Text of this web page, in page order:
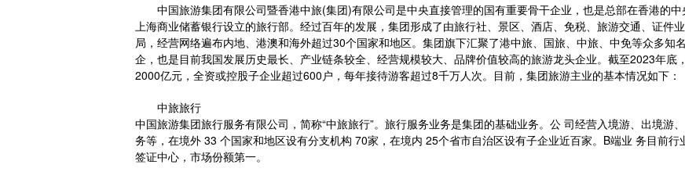
中国旅游集团有限公司暨香港中旅(集团)有限公司是中央直接管理的国有重要骨干企业，也是总部在香港的
上海商业储蓄银行设立的旅行部。经过百年的发展，集团形成了由旅行社、景区、酒店、免税、旅游交通、证件
局，经营网络遍布内地、港澳和海外超过30个国家和地区。集团旗下汇聚了港中旅、国旅、中旅、中免等众多知
企，也是目前我国发展历史最长、产业链条较全、经营规模较大、品牌价值较高的旅游龙头企业。截至2023年底
2000亿元，全资或控股子企业超过600户，每年接待游客超过8千万人次。目前，集团旅游主业的基本情况如下：
中旅旅行
中国旅游集团旅行服务有限公司，简称“中旅旅行”。旅行服务业务是集团的基础业务。公 司经营入境游、出境游
务等，在境外 33 个国家和地区设有分支机构 70家，在境内 25个省市自治区设有子企业近百家。B端业 务目前
签证中心，市场份额第一。